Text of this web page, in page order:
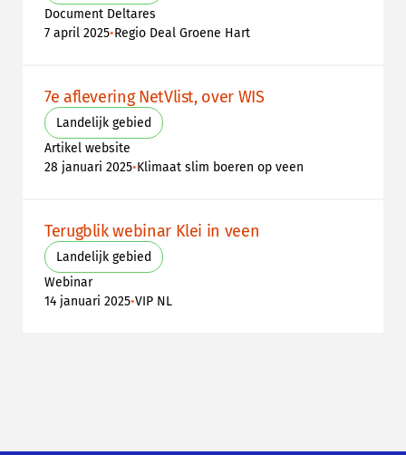
Document Deltares
7 april 2025•Regio Deal Groene Hart
7e aflevering NetVlist, over WIS
Landelijk gebied
Artikel website
28 januari 2025•Klimaat slim boeren op veen
Terugblik webinar Klei in veen
Landelijk gebied
Webinar
14 januari 2025•VIP NL